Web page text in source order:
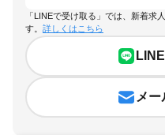
「LINEで受け取る」では、新着求
す。 詳しくはこちら
メ